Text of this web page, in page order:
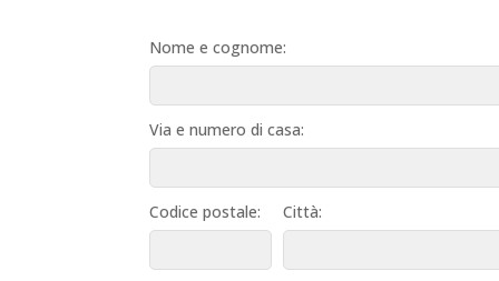
Nome e cognome:
Via e numero di casa:
Codice postale: Città: